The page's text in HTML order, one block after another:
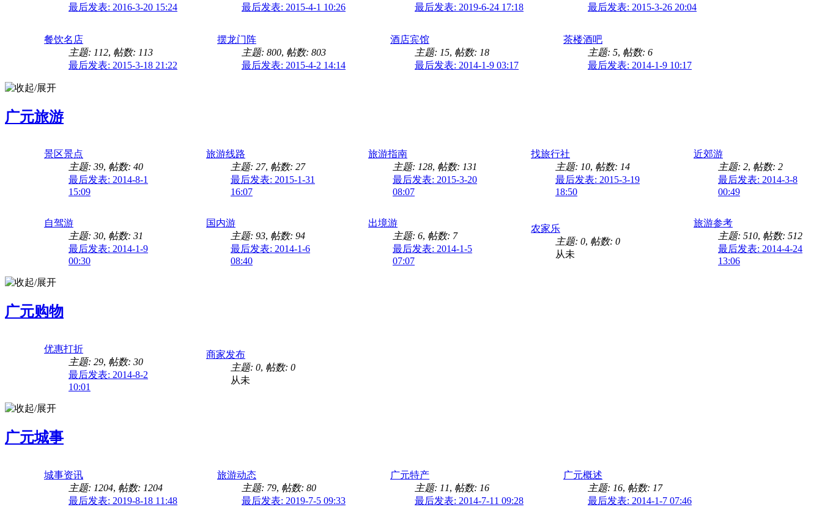
最后发表: 2016-3-20 15:24
最后发表: 2015-4-1 10:26
最后发表: 2019-6-24 17:18
最后发表: 2015-3-26 20:04
餐饮名店
主题: 112, 帖数: 113
最后发表: 2015-3-18 21:22
摆龙门阵
主题: 800, 帖数: 803
最后发表: 2015-4-2 14:14
酒店宾馆
主题: 15, 帖数: 18
最后发表: 2014-1-9 03:17
茶楼酒吧
主题: 5, 帖数: 6
最后发表: 2014-1-9 10:17
广元旅游
景区景点
主题: 39, 帖数: 40
最后发表: 2014-8-1
15:09
旅游线路
主题: 27, 帖数: 27
最后发表: 2015-1-31
16:07
旅游指南
主题: 128, 帖数: 131
最后发表: 2015-3-20
08:07
找旅行社
主题: 10, 帖数: 14
最后发表: 2015-3-19
18:50
近郊游
主题: 2, 帖数: 2
最后发表: 2014-3-8
00:49
自驾游
主题: 30, 帖数: 31
最后发表: 2014-1-9
00:30
国内游
主题: 93, 帖数: 94
最后发表: 2014-1-6
08:40
出境游
主题: 6, 帖数: 7
最后发表: 2014-1-5
07:07
农家乐
主题: 0, 帖数: 0
从未
旅游参考
主题: 510, 帖数: 512
最后发表: 2014-4-24
13:06
广元购物
优惠打折
主题: 29, 帖数: 30
最后发表: 2014-8-2
10:01
商家发布
主题: 0, 帖数: 0
从未
广元城事
城事资讯
主题: 1204, 帖数: 1204
最后发表: 2019-8-18 11:48
旅游动态
主题: 79, 帖数: 80
最后发表: 2019-7-5 09:33
广元特产
主题: 11, 帖数: 16
最后发表: 2014-7-11 09:28
广元概述
主题: 16, 帖数: 17
最后发表: 2014-1-7 07:46